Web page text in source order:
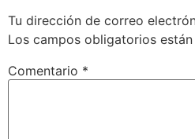
Tu dirección de correo
Los campos obligatorios
Comentario *